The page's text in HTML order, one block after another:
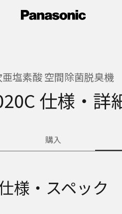
亜塩素酸 空間除菌脱臭機
仕様・詳
購入
様・スペック